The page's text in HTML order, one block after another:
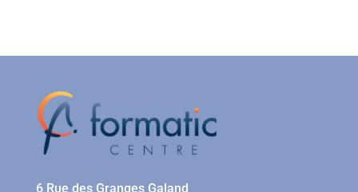
6 Rue des Granges Galand